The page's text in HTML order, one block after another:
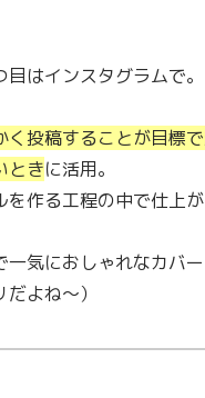
はインスタグラムで。
く投稿することが目標
ときに活用。
を作る工程の中で仕上
一気におしゃれなカバ
だよね〜）